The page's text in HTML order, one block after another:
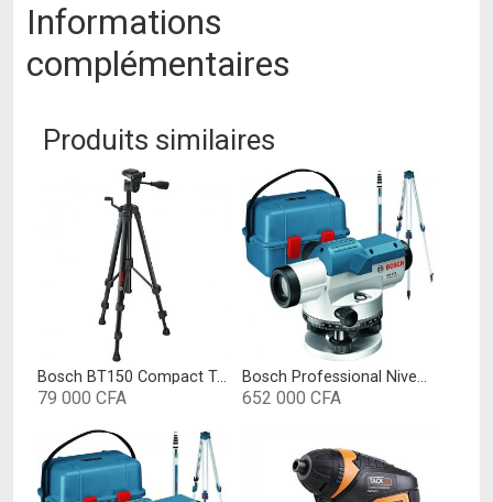
Informations
complémentaires
Produits similaires
Bosch BT150 Compact Tripod with Extendable Height for Use with Line Lasers, Point Lasers, and Laser Distance Tape Measuring Tools, Black
79 000 CFA
Bosch Professional Niveau optique GOL 32 D (grossissement 32x, unité de mesure: 360 degrés, portée : jusqu’à 120 m, pige GR 500, trépied BT 160, dans un coffret de transport)
652 000 CFA